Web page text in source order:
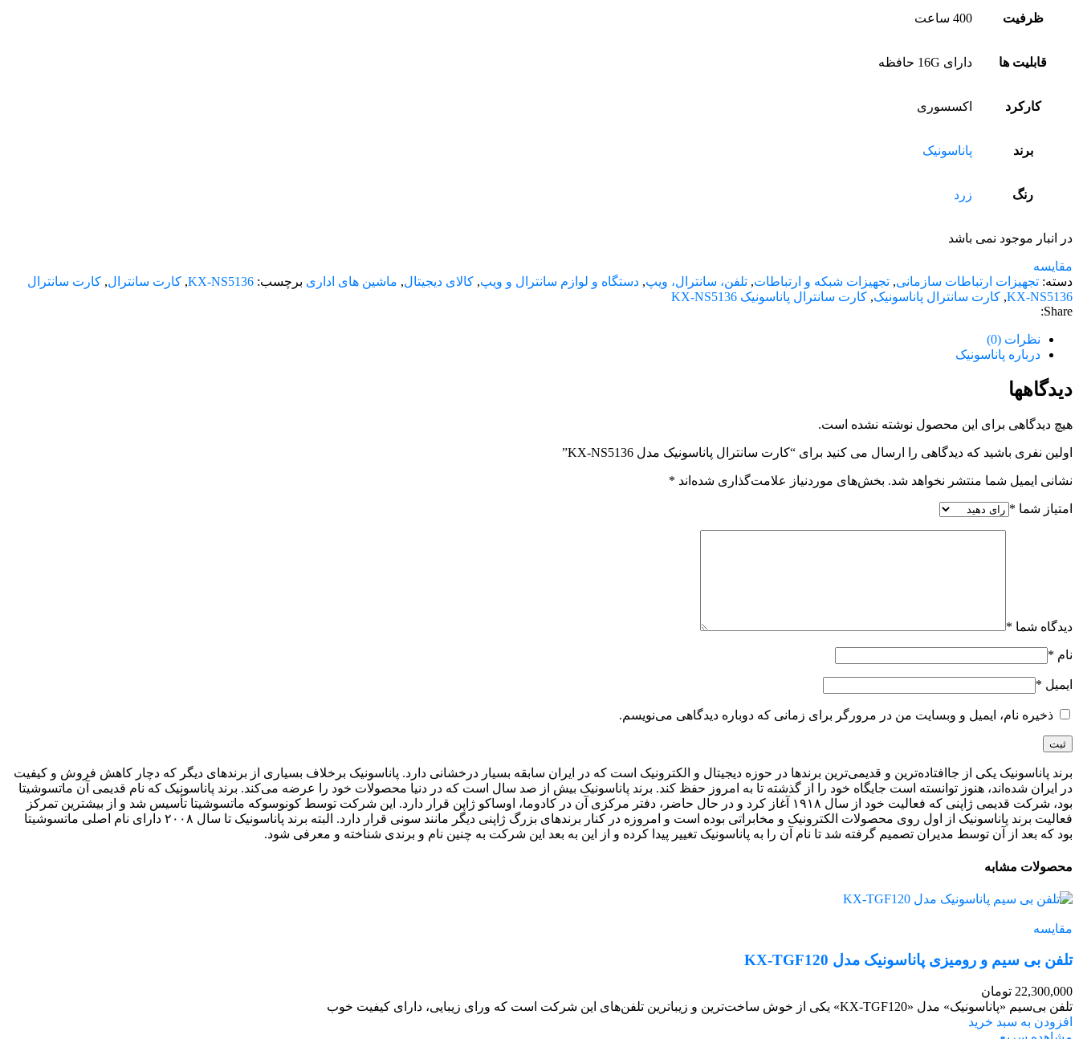
ظرفیت 400 ساعت
قابلیت ها دارای 16G حافظه
کارکرد اکسسوری
برند پاناسونیک
رنگ زرد
در انبار موجود نمی باشد
مقایسه
دسته: تجهیزات ارتباطات سازمانی, تجهیزات شبکه و ارتباطات, تلفن، سانترال، ویپ, دستگاه و لوازم سانترال و ویپ, کالای دیجیتال, ماشین های اداری برچسب: KX-NS5136
, کارت سانترال, کارت سانترال
KX-NS5136
, کارت سانترال پاناسونیک, کارت سانترال پاناسونیک KX-NS5136
Share:
نظرات (0)
درباره پاناسونیک
دیدگاهها
هیچ دیدگاهی برای این محصول نوشته نشده است.
اولین نفری باشید که دیدگاهی را ارسال می کنید برای “کارت سانترال پاناسونیک مدل KX-NS5136”
نشانی ایمیل شما منتشر نخواهد شد. بخش‌های موردنیاز علامت‌گذاری شده‌اند *
امتیاز شما *
دیدگاه شما *
نام *
ایمیل *
ذخیره نام، ایمیل و وبسایت من در مرورگر برای زمانی که دوباره دیدگاهی می‌نویسم.
برند پاناسونیک یکی از جاافتاده‌ترین و قدیمی‌ترین برندها در حوزه دیجیتال و الکترونیک است که در ایران سابقه بسیار درخشانی دارد. پاناسونیک برخلاف بسیاری از برندهای دیگر که دچار کاهش فروش و کیفیت
در ایران شده‌اند، هنوز توانسته است جایگاه خود را از گذشته تا به امروز حفظ کند. برند پاناسونیک بیش از صد سال است که در دنیا محصولات خود را عرضه می‌کند. برند پاناسونیک که نام قدیمی آن ماتسوشیتا
بود، شرکت قدیمی ژاپنی که فعالیت خود از سال ۱۹۱۸ آغاز کرد و در حال حاضر، دفتر مرکزی آن در کادوما، اوساکو ژاپن قرار دارد. این شرکت توسط کونوسوکه ماتسوشیتا تأسیس شد و از بیشترین تمرکز
فعالیت برند پاناسونیک از اول روی محصولات الکترونیک و مخابراتی بوده است و امروزه در کنار برندهای بزرگ ژاپنی دیگر مانند سونی قرار دارد. البته برند پاناسونیک تا سال ۲۰۰۸ دارای نام اصلی ماتسوشیتا
بود که بعد از آن توسط مدیران تصمیم گرفته شد تا نام آن را به پاناسونیک تغییر پیدا کرده و از این به بعد این شرکت به چنین نام و برندی شناخته و معرفی شود.
محصولات مشابه
مقایسه
تلفن بی سیم و رومیزی پاناسونیک مدل KX-TGF120
22,300,000 تومان
تلفن بی‌سیم «پاناسونیک» مدل «KX-TGF120» یکی از خوش ساخت‌ترین و زیباترین تلفن‌های این شرکت است که ورای زیبایی، دارای کیفیت خوب
افزودن به سبد خرید